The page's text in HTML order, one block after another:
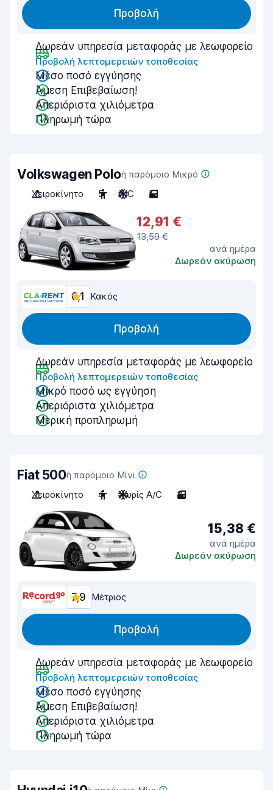
Προβολή
Δωρεάν υπηρεσία μεταφοράς με λεωφορείο
Προβολή λεπτομερειών τοποθεσίας
Μέσο ποσό εγγύησης
Άμεση Επιβεβαίωση!
Απεριόριστα χιλιόμετρα
Πληρωμή τώρα
Volkswagen Poloή παρόμοιο Μικρό
Χειροκίνητο
5 A/C 5
12,91 €
13,59 €
ανά ημέρα
Δωρεάν ακύρωση
6,1 Κακός
Προβολή
Δωρεάν υπηρεσία μεταφοράς με λεωφορείο
Προβολή λεπτομερειών τοποθεσίας
Μικρό ποσό ως εγγύηση
Απεριόριστα χιλιόμετρα
Μερική προπληρωμή
Fiat 500ή παρόμοιο Μίνι
Χειροκίνητο
4 Χωρίς A/C 3
15,38 €
ανά ημέρα
Δωρεάν ακύρωση
7,9 Μέτριος
Προβολή
Δωρεάν υπηρεσία μεταφοράς με λεωφορείο
Προβολή λεπτομερειών τοποθεσίας
Μέσο ποσό εγγύησης
Άμεση Επιβεβαίωση!
Απεριόριστα χιλιόμετρα
Πληρωμή τώρα